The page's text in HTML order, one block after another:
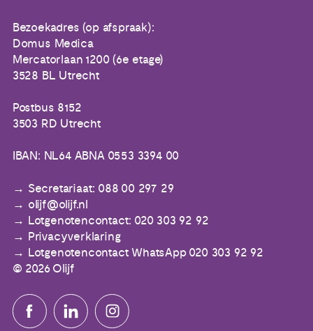
Bezoekadres (op afspraak):
Domus Medica
Mercatorlaan 1200 (6e etage)
3528 BL Utrecht
Postbus 8152
3503 RD Utrecht
IBAN: NL64 ABNA 0553 3394 00
Secretariaat: 088 00 297 29
olijf@olijf.nl
Lotgenotencontact: 020 303 92 92
Privacyverklaring
Lotgenotencontact WhatsApp 020 303 92 92
© 2026 Olijf